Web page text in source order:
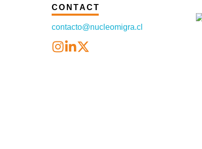
CONTACT
contacto@nucleomigra.cl